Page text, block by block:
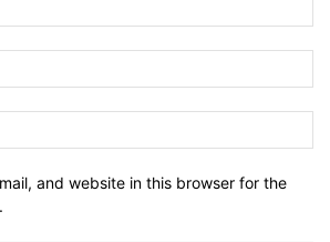
and website in this browser for the